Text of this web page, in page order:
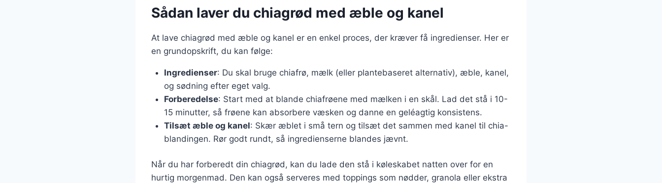
Sådan laver du chiagrød med æble og kanel
At lave chiagrød med æble og kanel er en enkel proces, der kræver få ingredienser. Her er
en grundopskrift, du kan følge:
Ingredienser: Du skal bruge chiafrø, mælk (eller plantebaseret alternativ), æble, kanel,
og sødning efter eget valg.
Forberedelse: Start med at blande chiafrøene med mælken i en skål. Lad det stå i 10-
15 minutter, så frøene kan absorbere væsken og danne en geléagtig konsistens.
Tilsæt æble og kanel: Skær æblet i små tern og tilsæt det sammen med kanel til chia-
blandingen. Rør godt rundt, så ingredienserne blandes jævnt.
Når du har forberedt din chiagrød, kan du lade den stå i køleskabet natten over for en
hurtig morgenmad. Den kan også serveres med toppings som nødder, granola eller ekstra